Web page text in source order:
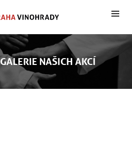
GALERIE NAŠICH AKCÍ